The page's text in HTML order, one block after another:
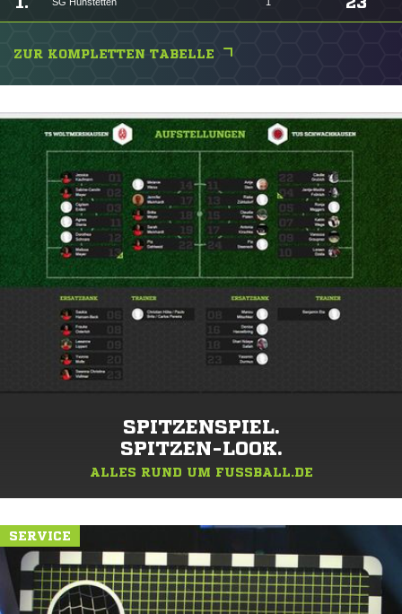
ZUR KOMPLETTEN TABELLE
SPITZENSPIEL.
SPITZEN-LOOK.
ALLES RUND UM FUSSBALL.DE
SERVICE